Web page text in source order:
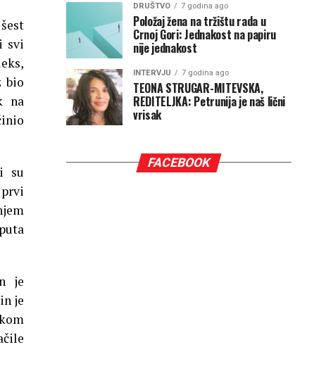
svi
bio
na
su
je
je
DRUŠTVO 7 godina ago
Položaj žena na tržištu rada u
Crnoj Gori: Jednakost na papiru
nije jednakost
INTERVJU 7 godina ago
TEONA STRUGAR-MITEVSKA,
REDITELJKA: Petrunija je naš lični
vrisak
FACEBOOK